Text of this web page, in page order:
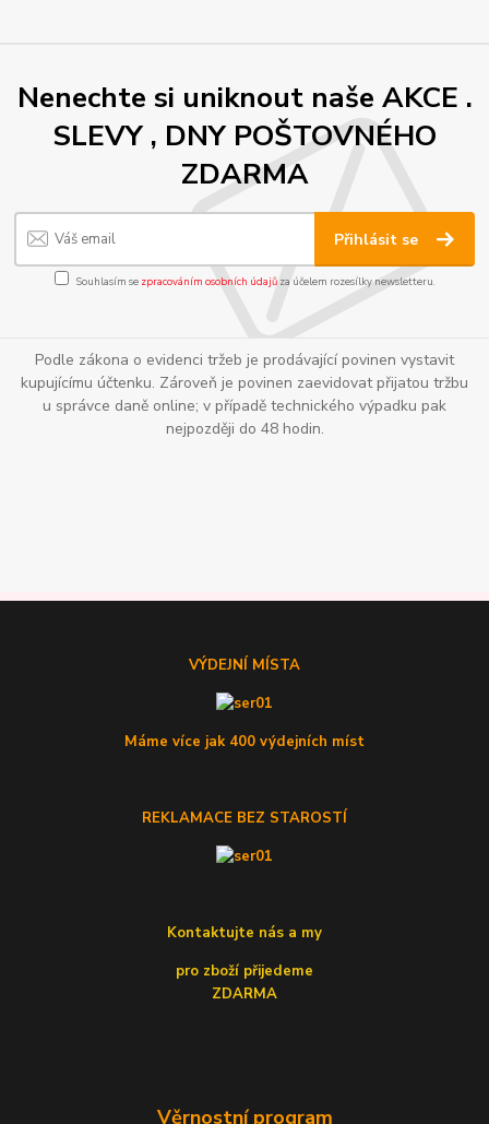
Nenechte si uniknout naše AKCE .
SLEVY , DNY POŠTOVNÉHO
ZDARMA
Přihlásit se
Souhlasím se zpracováním osobních údajůza účelem rozesílky newsletteru.
Podle zákona o evidenci tržeb je prodávající povinen vystavit
kupujícímu účtenku. Zároveň je povinen zaevidovat přijatou tržbu
u správce daně online; v případě technického výpadku pak
nejpozději do 48 hodin.
VÝDEJNÍ MÍSTA
Máme více jak 400 výdejních míst
REKLAMACE BEZ STAROSTÍ
Kontaktujte nás a my
pro zboží přijedeme
ZDARMA
Věrnostní program